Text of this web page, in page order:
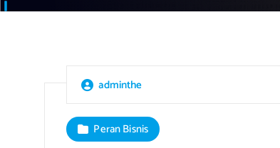
adminthe
Peran Bisnis